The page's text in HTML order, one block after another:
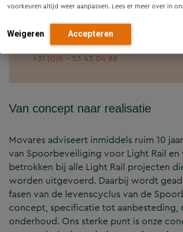
voorkeuren altijd weer aanpassen. Lees er meer over in
Weigeren Accepteren
Arnold van Bruchem
Senior adviseur/bouwcoördinator
Railverkeersystemen
arnold.van.bruchem@movares.nl
+31 (0)6 - 53 43 04 88
Van concept naar realisatie
Movares adviseert inmiddels ruim 10
van Spoorbeveiliging voor Light Rail en
betrokken bij alle Light Rail projecten
worden uitgevoerd. Daarbij wordt
fasen van de levenscyclus van de
concept, specificatie tot aanbesteding,
onderhoud. Ons sterke punt is onze